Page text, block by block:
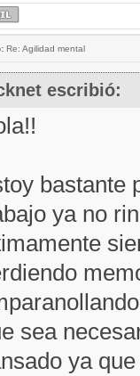
Re: Agilidad mental
escribió:
bastante
ya no
sea
ya